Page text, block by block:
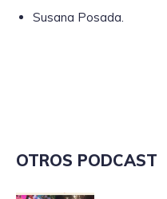
Susana Posada.
OTROS PODCAST